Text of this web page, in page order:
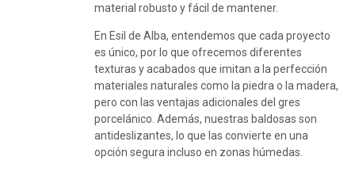
material robusto y fácil de mantener.
En Esil de Alba, entendemos que cada proyecto
es único, por lo que ofrecemos diferentes
texturas y acabados que imitan a la perfección
materiales naturales como la piedra o la madera,
pero con las ventajas adicionales del gres
porcelánico. Además, nuestras baldosas son
antideslizantes, lo que las convierte en una
opción segura incluso en zonas húmedas.